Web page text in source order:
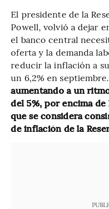
El presidente de la
Powell, volvió a dejar
el banco central
oferta y la demanda
reducir la inflación a
un 6,2% en septiembre.
aumentando a un
del 5%, por encima de
que se considera
de inflación de la